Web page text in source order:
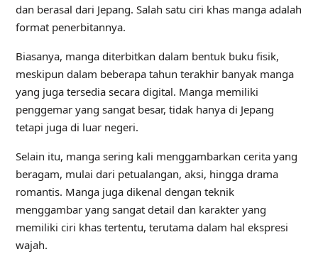
dan berasal dari Jepang. Salah satu ciri khas manga adalah
format penerbitannya.
Biasanya, manga diterbitkan dalam bentuk buku fisik,
meskipun dalam beberapa tahun terakhir banyak manga
yang juga tersedia secara digital. Manga memiliki
penggemar yang sangat besar, tidak hanya di Jepang
tetapi juga di luar negeri.
Selain itu, manga sering kali menggambarkan cerita yang
beragam, mulai dari petualangan, aksi, hingga drama
romantis. Manga juga dikenal dengan teknik
menggambar yang sangat detail dan karakter yang
memiliki ciri khas tertentu, terutama dalam hal ekspresi
wajah.